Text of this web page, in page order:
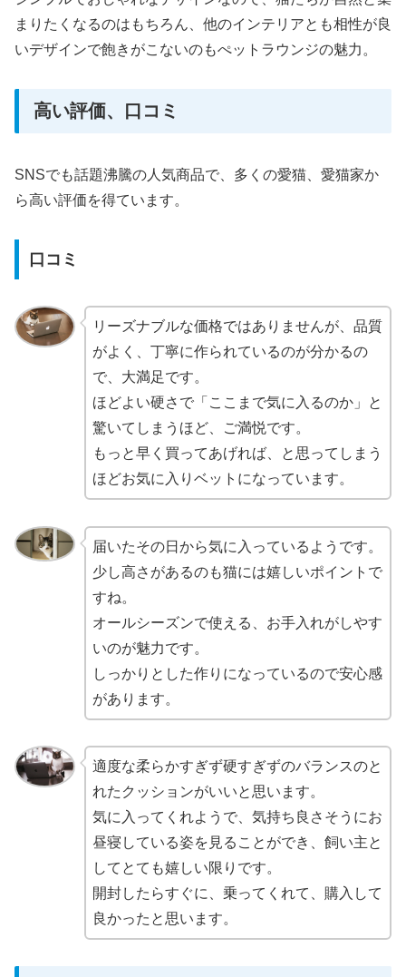
まりたくなるのはもちろん、他のインテリアとも相性が良
いデザインで飽きがこないのもぺットラウンジの魅力。
高い評価、口コミ
SNSでも話題沸騰の人気商品で、多くの愛猫、愛猫家か
ら高い評価を得ています。
口コミ
リーズナブルな価格ではありませんが、品質
がよく、丁寧に作られているのが分かるの
で、大満足です。
ほどよい硬さで「ここまで気に入るのか」と
驚いてしまうほど、ご満悦です。
もっと早く買ってあげれば、と思ってしまう
ほどお気に入りベットになっています。
届いたその日から気に入っているようです。
少し高さがあるのも猫には嬉しいポイントで
すね。
オールシーズンで使える、お手入れがしやす
いのが魅力です。
しっかりとした作りになっているので安心感
があります。
適度な柔らかすぎず硬すぎずのバランスのと
れたクッションがいいと思います。
気に入ってくれようで、気持ち良さそうにお
昼寝している姿を見ることができ、飼い主と
してとても嬉しい限りです。
開封したらすぐに、乗ってくれて、購入して
良かったと思います。